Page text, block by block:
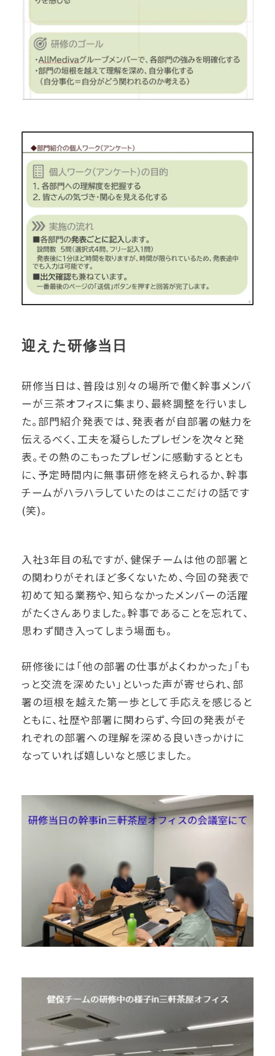
迎えた研修当日
研修当日は、普段は別々の場所で働く幹事メンバ
ーが三茶オフィスに集まり、最終調整を行いまし
た。部門紹介発表では、発表者が自部署の魅力を
伝えるべく、工夫を凝らしたプレゼンを次々と発
表。その熱のこもったプレゼンに感動するととも
に、予定時間内に無事研修を終えられるか、幹事
チームがハラハラしていたのはここだけの話です
(笑)。
入社3年目の私ですが、健保チームは他の部署と
の関わりがそれほど多くないため、今回の発表で
初めて知る業務や、知らなかったメンバーの活躍
がたくさんありました。幹事であることを忘れて、
思わず聞き入ってしまう場面も。
研修後には「他の部署の仕事がよくわかった」「も
っと交流を深めたい」といった声が寄せられ、部
署の垣根を越えた第一歩として手応えを感じると
ともに、社歴や部署に関わらず、今回の発表がそ
れぞれの部署への理解を深める良いきっかけに
なっていれば嬉しいなと感じました。